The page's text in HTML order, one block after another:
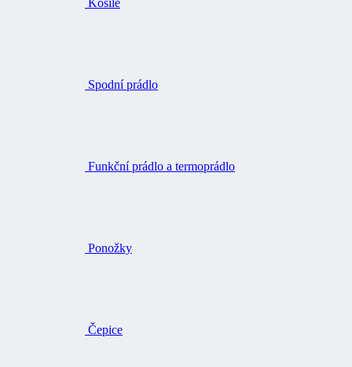
Košile
Spodní prádlo
Funkční prádlo a termoprádlo
Ponožky
Čepice